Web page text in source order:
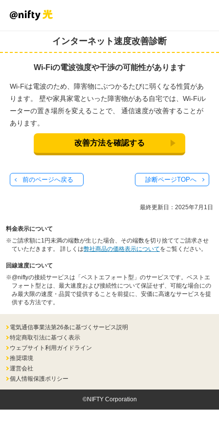
インターネット速度改善診断
Wi-Fiの電波強度や干渉の可能性があります
Wi-Fiは電波のため、障害物にぶつかるたびに弱くなる性質があ
ります。 壁や家具家電といった障害物がある自宅では、Wi-Fiル
ーターの置き場所を変えることで、 通信速度が改善することが
あります。
改善方法を確認する
前のページへ戻る 診断ページTOPへ
最終更新日： 2025年7月1日
料金表示について
※ ご請求額に1円未満の端数が生じた場合、その端数を切り捨ててご請求させ
ていただきます。 詳しくは弊社商品の価格表示についてをご覧ください。
回線速度について
※@niftyの接続サービスは「ベストエフォート型」のサービスです。ベストエ
フォート型とは、最大速度および接続性について保証せず、可能な場合にの
み最大限の速度・品質で提供することを前提に、安価に高速なサービスを提
供する方法です。
電気通信事業法第26条に基づくサービス説明
特定商取引法に基づく表示
ウェブサイト利用ガイドライン
推奨環境
運営会社
個人情報保護ポリシー
©NIFTY Corporation